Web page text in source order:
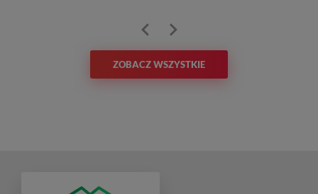
ZOBACZ WSZYSTKIE